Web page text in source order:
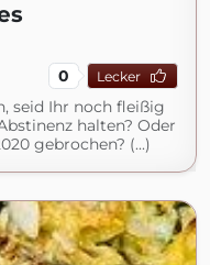
0 Lecker
seid Ihr noch fleißig
halten? Oder
gebrochen? (...)